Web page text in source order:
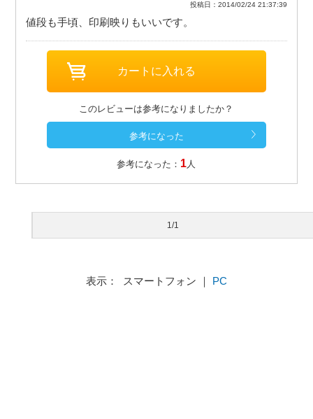
投稿日：2014/02/24 21:37:39
値段も手頃、印刷映りもいいです。
このレビューは参考になりましたか？
参考になった： 1人
1/1
表示： スマートフォン ｜ PC